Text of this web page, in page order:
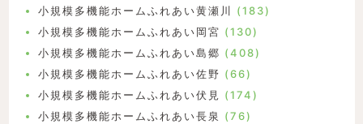
小規模多機能ホームふれあい黄瀬川
(183)
小規模多機能ホームふれあい岡宮 (130)
小規模多機能ホームふれあい島郷 (408)
小規模多機能ホームふれあい佐野 (66)
小規模多機能ホームふれあい伏見
(174)
小規模多機能ホームふれあい長泉 (76)